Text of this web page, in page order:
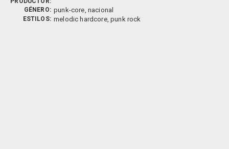
GÉNERO: punk-core, nacional
ESTILOS: melodic hardcore, punk rock